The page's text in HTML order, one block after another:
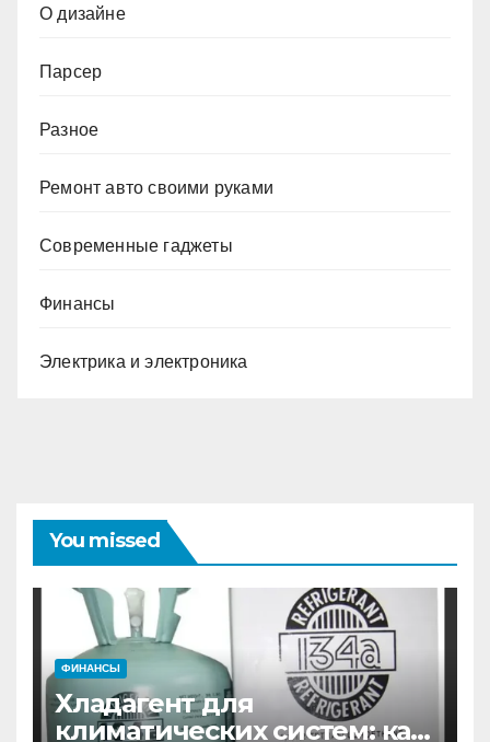
О дизайне
Парсер
Разное
Ремонт авто своими руками
Современные гаджеты
Финансы
Электрика и электроника
You missed
ФИНАНСЫ
Хладагент для
климатических систем: как